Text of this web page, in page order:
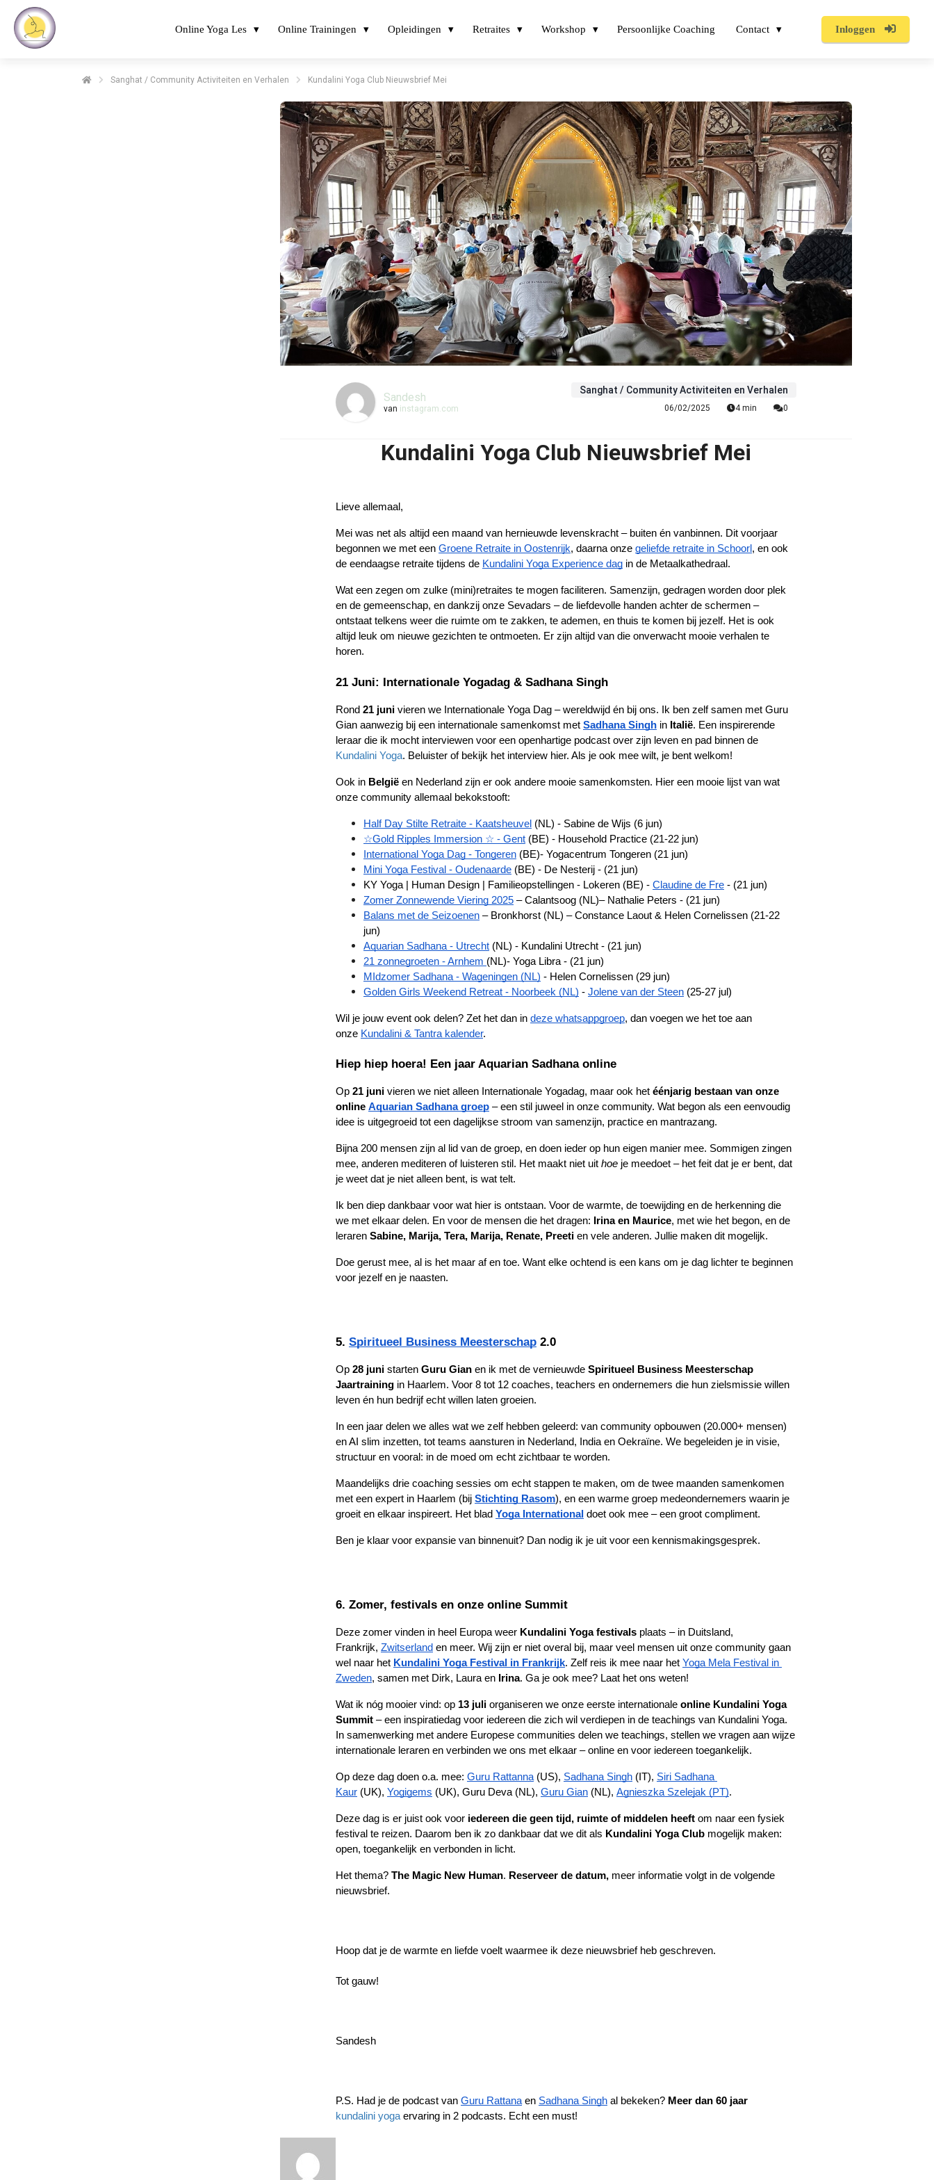
Online Yoga Les Online Trainingen Opleidingen Retraites Workshop Persoonlijke Coaching Contact Inloggen
Sanghat / Community Activiteiten en Verhalen Kundalini Yoga Club Nieuwsbrief Mei
Sandesh
van instagram.com
Sanghat / Community Activiteiten en Verhalen
06/02/2025 4 min 0
Kundalini Yoga Club Nieuwsbrief Mei
Lieve allemaal,
Mei was net als altijd een maand van hernieuwde levenskracht – buiten én vanbinnen. Dit voorjaar
begonnen we met een Groene Retraite in Oostenrijk, daarna onze geliefde retraite in Schoorl , en ook
de eendaagse retraite tijdens de Kundalini Yoga Experience dag in de Metaalkathedraal.
Wat een zegen om zulke (mini)retraites te mogen faciliteren. Samenzijn, gedragen worden door plek
en de gemeenschap, en dankzij onze Sevadars – de liefdevolle handen achter de schermen –
ontstaat telkens weer die ruimte om te zakken, te ademen, en thuis te komen bij jezelf. Het is ook
altijd leuk om nieuwe gezichten te ontmoeten. Er zijn altijd van die onverwacht mooie verhalen te
horen.
21 Juni: Internationale Yogadag & Sadhana Singh
Rond 21 juni vieren we Internationale Yoga Dag – wereldwijd én bij ons. Ik ben zelf samen met Guru
Gian aanwezig bij een internationale samenkomst met Sadhana Singh in Italië. Een inspirerende
leraar die ik mocht interviewen voor een openhartige podcast over zijn leven en pad binnen de
Kundalini Yoga. Beluister of bekijk het interview hier. Als je ook mee wilt, je bent welkom!
Ook in België en Nederland zijn er ook andere mooie samenkomsten. Hier een mooie lijst van wat
onze community allemaal bekokstooft:
Half Day Stilte Retraite - Kaatsheuvel (NL) - Sabine de Wijs (6 jun)
☆Gold Ripples Immersion ☆ - Gent (BE) - Household Practice (21-22 jun)
International Yoga Dag - Tongeren (BE)- Yogacentrum Tongeren (21 jun)
Mini Yoga Festival - Oudenaarde (BE) - De Nesterij - (21 jun)
KY Yoga | Human Design | Familieopstellingen - Lokeren (BE) - Claudine de Fre - (21 jun)
Zomer Zonnewende Viering 2025 – Calantsoog (NL)– Nathalie Peters - (21 jun)
Balans met de Seizoenen – Bronkhorst (NL) – Constance Laout & Helen Cornelissen (21-22
jun)
Aquarian Sadhana - Utrecht (NL) - Kundalini Utrecht - (21 jun)
21 zonnegroeten - Arnhem (NL)- Yoga Libra - (21 jun)
MIdzomer Sadhana - Wageningen (NL) - Helen Cornelissen (29 jun)
Golden Girls Weekend Retreat - Noorbeek (NL) - Jolene van der Steen (25-27 jul)
Wil je jouw event ook delen? Zet het dan in deze whatsappgroep, dan voegen we het toe aan
onze Kundalini & Tantra kalender.
Hiep hiep hoera! Een jaar Aquarian Sadhana online
Op 21 juni vieren we niet alleen Internationale Yogadag, maar ook het éénjarig bestaan van onze
online Aquarian Sadhana groep – een stil juweel in onze community. Wat begon als een eenvoudig
idee is uitgegroeid tot een dagelijkse stroom van samenzijn, practice en mantrazang.
Bijna 200 mensen zijn al lid van de groep, en doen ieder op hun eigen manier mee. Sommigen zingen
mee, anderen mediteren of luisteren stil. Het maakt niet uit hoe je meedoet – het feit dat je er bent, dat
je weet dat je niet alleen bent, is wat telt.
Ik ben diep dankbaar voor wat hier is ontstaan. Voor de warmte, de toewijding en de herkenning die
we met elkaar delen. En voor de mensen die het dragen:
Irina en Maurice, met wie het begon, en de
leraren Sabine, Marija, Tera, Marija, Renate, Preeti en vele anderen. Jullie maken dit mogelijk.
Doe gerust mee, al is het maar af en toe. Want elke ochtend is een kans om je dag lichter te beginnen
voor jezelf en je naasten.
5. Spiritueel Business Meesterschap 2.0
Op 28 juni starten Guru Gian en ik met de vernieuwde Spiritueel Business Meesterschap
Jaartraining in Haarlem. Voor 8 tot 12 coaches, teachers en ondernemers die hun zielsmissie willen
leven én hun bedrijf echt willen laten groeien.
In een jaar delen we alles wat we zelf hebben geleerd: van community opbouwen (20.000+ mensen)
en AI slim inzetten, tot teams aansturen in Nederland, India en Oekraïne. We begeleiden je in visie,
structuur en vooral: in de moed om echt zichtbaar te worden.
Maandelijks drie coaching sessies om echt stappen te maken, om de twee maanden samenkomen
met een expert in Haarlem (bij Stichting Rasom), en een warme groep medeondernemers waarin je
groeit en elkaar inspireert. Het blad Yoga International doet ook mee – een groot compliment.
Ben je klaar voor expansie van binnenuit? Dan nodig ik je uit voor een kennismakingsgesprek.
6. Zomer, festivals en onze online Summit
Deze zomer vinden in heel Europa weer Kundalini Yoga festivals plaats – in Duitsland,
Frankrijk, Zwitserland en meer. Wij zijn er niet overal bij, maar veel mensen uit onze community gaan
wel naar het Kundalini Yoga Festival in Frankrijk. Zelf reis ik mee naar het Yoga Mela Festival in
Zweden, samen met Dirk, Laura en Irina. Ga je ook mee? Laat het ons weten!
Wat ik nóg mooier vind: op 13 juli organiseren we onze eerste internationale online Kundalini Yoga
Summit – een inspiratiedag voor iedereen die zich wil verdiepen in de teachings van Kundalini Yoga.
In samenwerking met andere Europese communities delen we teachings, stellen we vragen aan wijze
internationale leraren en verbinden we ons met elkaar – online en voor iedereen toegankelijk.
Op deze dag doen o.a. mee: Guru Rattanna (US), Sadhana Singh (IT), Siri Sadhana
Kaur (UK), Yogigems (UK), Guru Deva (NL), Guru Gian (NL), Agnieszka Szelejak (PT).
Deze dag is er juist ook voor iedereen die geen tijd, ruimte of middelen heeft om naar een fysiek
festival te reizen. Daarom ben ik zo dankbaar dat we dit als Kundalini Yoga Club mogelijk maken:
open, toegankelijk en verbonden in licht.
Het thema? The Magic New Human. Reserveer de datum, meer informatie volgt in de volgende
nieuwsbrief.
Hoop dat je de warmte en liefde voelt waarmee ik deze nieuwsbrief heb geschreven.
Tot gauw!
Sandesh
P.S. Had je de podcast van Guru Rattana en Sadhana Singh al bekeken? Meer dan 60 jaar
kundalini yoga ervaring in 2 podcasts. Echt een must!